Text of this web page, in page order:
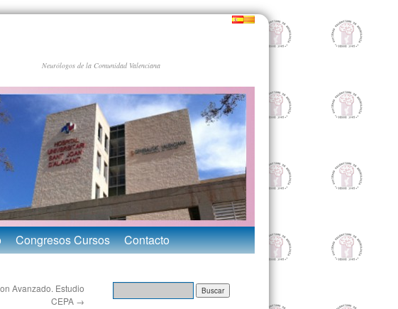
Neurólogos de la Comunidad Valenciana
Congresos Cursos Contacto
Avanzado. Estudio
CEPA →